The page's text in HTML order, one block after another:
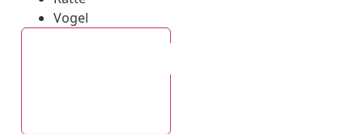
Vogel